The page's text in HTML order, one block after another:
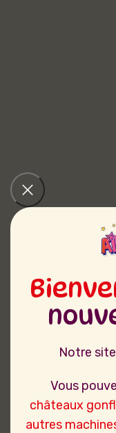
Notre
Vous
châteaux
autres